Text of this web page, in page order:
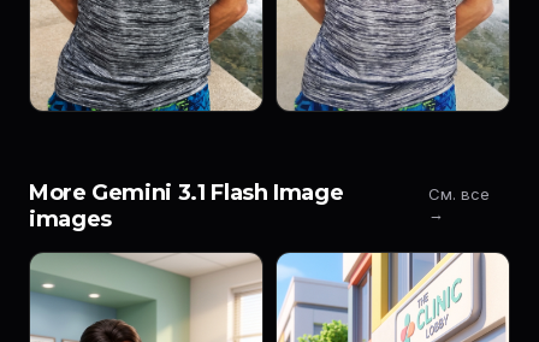
More Gemini 3.1 Flash Image
images
См. все
→